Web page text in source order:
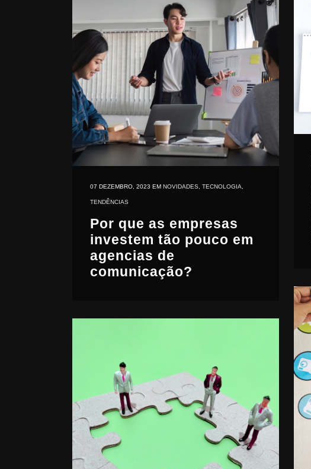
07 DEZEMBRO, 2023 EM NOVIDADES, TECNOLOGIA,
TENDÊNCIAS
Por que as empresas
investem tão pouco em
agencias de
comunicação?